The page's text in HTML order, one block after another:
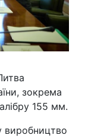
зокрема
155 мм.
виробництво